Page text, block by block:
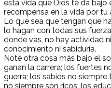
esta vida que Dios te da bajo
recompensa en la vida por tu
Lo que sea que tengan que
lo hagan con todas sus
donde vas, no hay actividad
conocimiento ni sabiduría.
Noté otra cosa más bajo el
ganan la carrera; los fuertes
guerra; los sabios no
no siempre son ricos; los